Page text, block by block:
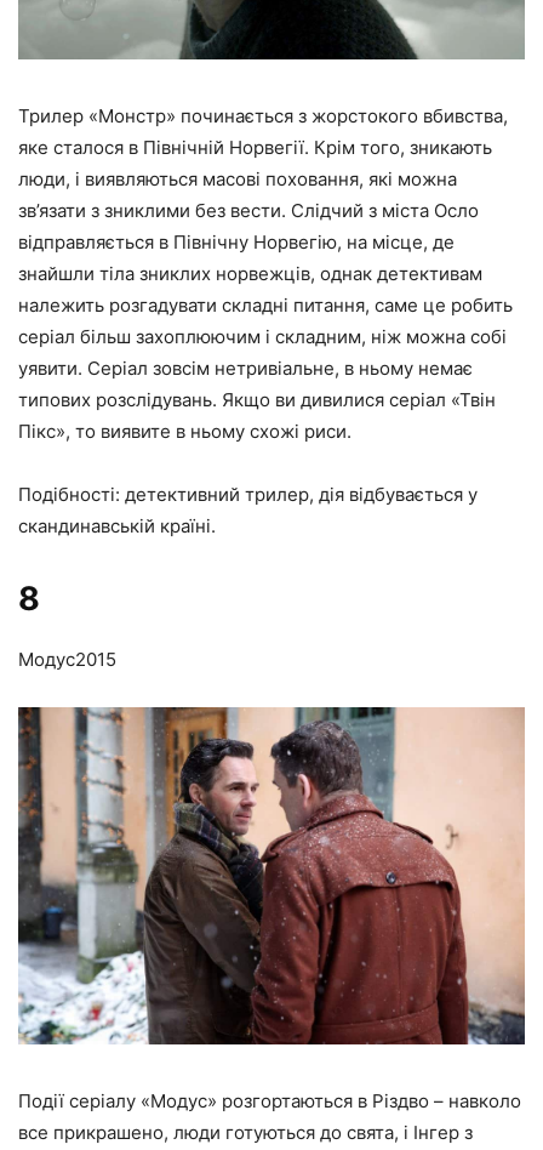
Трилер «Монстр» починається з жорстокого вбивства,
яке сталося в Північній Норвегії. Крім того, зникають
люди, і виявляються масові поховання, які можна
зв’язати з зниклими без вести. Слідчий з міста Осло
відправляється в Північну Норвегію, на місце, де
знайшли тіла зниклих норвежців, однак детективам
належить розгадувати складні питання, саме це робить
серіал більш захоплюючим і складним, ніж можна собі
уявити. Серіал зовсім нетривіальне, в ньому немає
типових розслідувань. Якщо ви дивилися серіал «Твін
Пікс», то виявите в ньому схожі риси.
Подібності: детективний трилер, дія відбувається у
скандинавській країні.
8
Модус2015
Події серіалу «Модус» розгортаються в Різдво – навколо
все прикрашено, люди готуються до свята, і Інгер з